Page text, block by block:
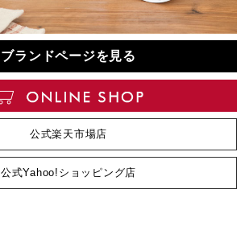
ブランドページを見る
公式楽天市場店
公式Yahoo!ショッピング店